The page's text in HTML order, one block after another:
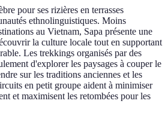
pour ses rizières en terrasses
ethnolinguistiques. Moins
au Vietnam, Sapa présente une
la culture locale tout en supportant
Les trekkings organisés par des
d'explorer les paysages à couper le
sur les traditions anciennes et les
en petit groupe aident à minimiser
et maximisent les retombées pour les